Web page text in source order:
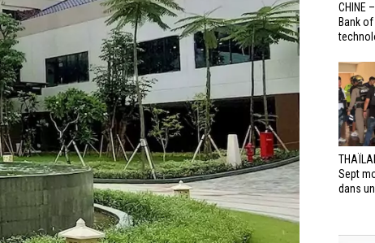
CHINE
Bank
Sept
dans